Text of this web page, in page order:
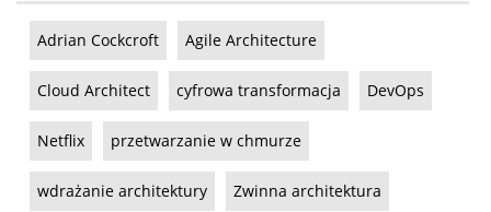
Adrian Cockcroft Agile Architecture
Cloud Architect cyfrowa transformacja DevOps
Netflix przetwarzanie w chmurze
wdrażanie architektury Zwinna architektura